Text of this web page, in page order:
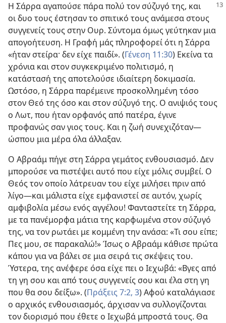
Η Σάρρα αγαπούσε πάρα πολύ τον σύζυγό της, και
οι δυο τους έστησαν το σπιτικό τους ανάμεσα στους
συγγενείς τους στην Ουρ. Σύντομα όμως γεύτηκαν μια
απογοήτευση. Η Γραφή μάς πληροφορεί ότι η Σάρρα
«ήταν στείρα· δεν είχε παιδί». (Γένεση 11:30) Εκείνα τα
χρόνια και στον συγκεκριμένο πολιτισμό, η
κατάστασή της αποτελούσε ιδιαίτερη δοκιμασία.
Ωστόσο, η Σάρρα παρέμεινε προσκολλημένη τόσο
στον Θεό της όσο και στον σύζυγό της. Ο ανιψιός τους
ο Λωτ, που ήταν ορφανός από πατέρα, έγινε
προφανώς σαν γιος τους. Και η ζωή συνεχιζόταν​—
ώσπου μια μέρα όλα άλλαξαν.
Ο Αβραάμ πήγε στη Σάρρα γεμάτος ενθουσιασμό. Δεν
μπορούσε να πιστέψει αυτό που είχε μόλις συμβεί. Ο
Θεός τον οποίο λάτρευαν του είχε μιλήσει πριν από
λίγο​—και μάλιστα είχε εμφανιστεί σε αυτόν, χωρίς
αμφιβολία μέσω ενός αγγέλου! Φανταστείτε τη Σάρρα,
με τα πανέμορφα μάτια της καρφωμένα στον σύζυγό
της, να τον ρωτάει με κομμένη την ανάσα: «Τι σου είπε;
Πες μου, σε παρακαλώ!» Ίσως ο Αβραάμ κάθισε πρώτα
κάπου για να βάλει σε μια σειρά τις σκέψεις του.
Ύστερα, της ανέφερε όσα είχε πει ο Ιεχωβά: «Βγες από
τη γη σου και από τους συγγενείς σου και έλα στη γη
που θα σου δείξω». (Πράξεις 7:2, 3) Αφού καταλάγιασε
ο αρχικός ενθουσιασμός, άρχισαν να συλλογίζονται
τον διορισμό που έθετε ο Ιεχωβά μπροστά τους. Θα